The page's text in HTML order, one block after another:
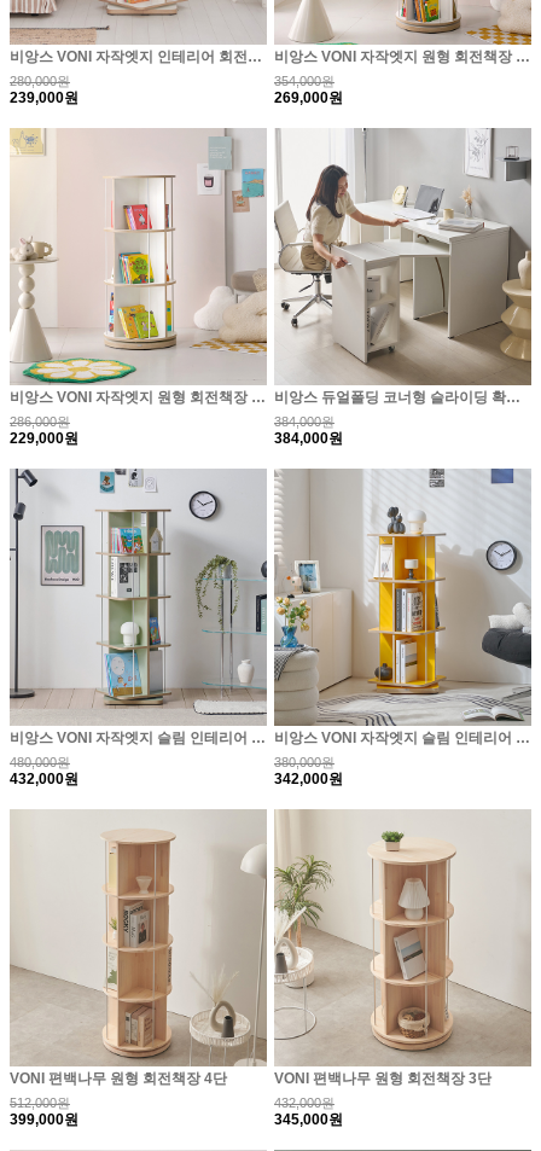
비앙스 VONI 자작엣지 인테리어 회전책장 3단
280,000원
239,000원
비앙스 VONI 자작엣지 원형 회전책장 4단
354,000원
269,000원
비앙스 VONI 자작엣지 원형 회전책장 3단
286,000원
229,000원
비앙스 듀얼폴딩 코너형 슬라이딩 확장 책상
384,000원
384,000원
비앙스 VONI 자작엣지 슬림 인테리어 회전책장 4단
480,000원
432,000원
비앙스 VONI 자작엣지 슬림 인테리어 회전책장 3단
380,000원
342,000원
VONI 편백나무 원형 회전책장 4단
512,000원
399,000원
VONI 편백나무 원형 회전책장 3단
432,000원
345,000원